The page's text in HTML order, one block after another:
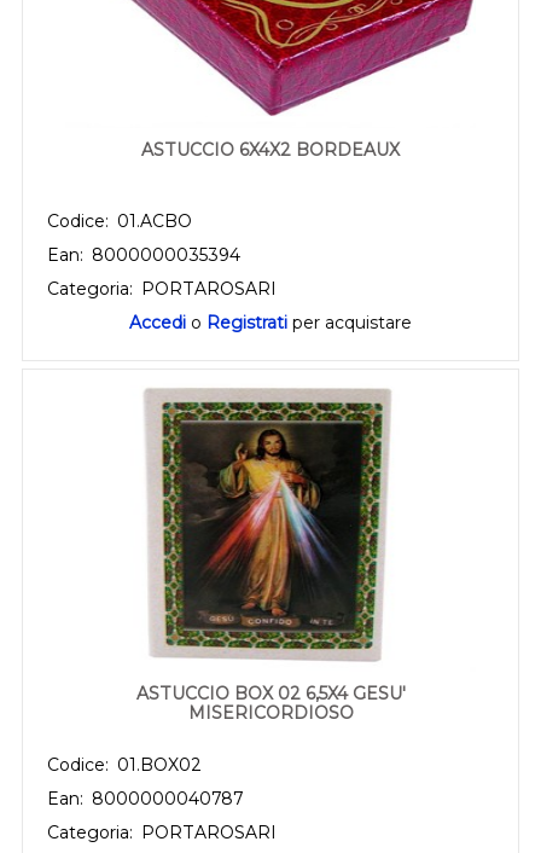
ASTUCCIO 6X4X2 BORDEAUX
Codice: 01.ACBO
Ean: 8000000035394
Categoria: PORTAROSARI
Accedi o Registrati per acquistare
ASTUCCIO BOX 02 6,5X4 GESU'
MISERICORDIOSO
Codice: 01.BOX02
Ean: 8000000040787
Categoria: PORTAROSARI